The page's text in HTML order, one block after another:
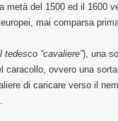
metà del 1500 ed il 1600
mai comparsa
tedesco “cavaliere”), una
caracollo, ovvero una
di caricare verso il